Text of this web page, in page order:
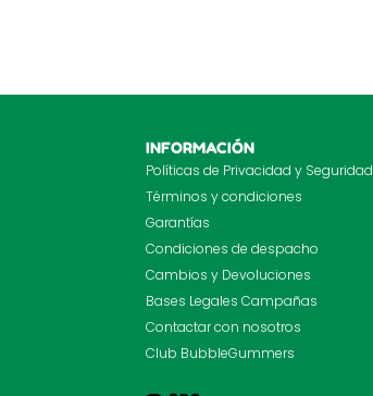
INFORMACIÓN
Políticas de Privacidad y Seguridad
Términos y condiciones
Garantías
Condiciones de despacho
Cambios y Devoluciones
Bases Legales Campañas
Contactar con nosotros
Club BubbleGummers